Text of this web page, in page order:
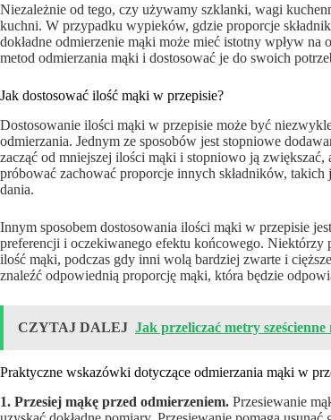
Niezależnie od tego, czy używamy szklanki, wagi
kuchni. W przypadku wypieków, gdzie proporcje
dokładne odmierzenie mąki może mieć istotny wpływ
metod odmierzania mąki i dostosować je do swoich
Jak dostosować ilość mąki w przepisie?
Dostosowanie ilości mąki w przepisie może być
odmierzania. Jednym ze sposobów jest stopniowe
zacząć od mniejszej ilości mąki i stopniowo ją zwiększać,
próbować zachować proporcje innych składników,
dania.
Innym sposobem dostosowania ilości mąki w przepisie
preferencji i oczekiwanego efektu końcowego.
ilość mąki, podczas gdy inni wolą bardziej zwarte i
znaleźć odpowiednią proporcję mąki, która będzie
CZYTAJ DALEJ Jak przeliczać metry
Praktyczne wskazówki dotyczące odmierzania mąki w
1. Przesiej mąkę przed odmierzeniem. Przesiewanie